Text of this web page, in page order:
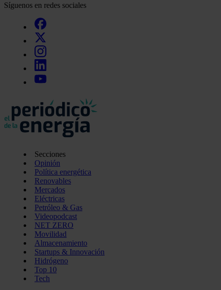
Síguenos en redes sociales
Secciones
Opinión
Política energética
Renovables
Mercados
Eléctricas
Petróleo & Gas
Videopodcast
NET ZERO
Movilidad
Almacenamiento
Startups & Innovación
Hidrógeno
Top 10
Tech